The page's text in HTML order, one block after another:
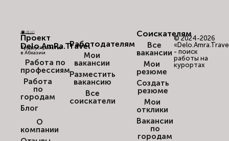
Проект
Delo.AmRa.Travel
Трудоустройство
в Абхазии
Работа по
профессиям
Работа
по
городам
Блог
О
компании
Работодателям
Мои
вакансии
Разместить
вакансию
Все
соискатели
Соискателям
Все
вакансии
Мои
резюме
Создать
резюме
Мои
отклики
Вакансии
по
городам
© 2024-2026
- поиск
работы на
курортах